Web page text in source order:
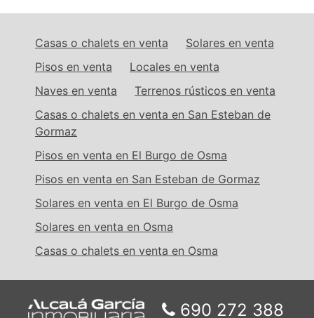
Casas o chalets en venta
Solares en venta
Pisos en venta
Locales en venta
Naves en venta
Terrenos rústicos en venta
Casas o chalets en venta en San Esteban de
Gormaz
Pisos en venta en El Burgo de Osma
Pisos en venta en San Esteban de Gormaz
Solares en venta en El Burgo de Osma
Solares en venta en Osma
Casas o chalets en venta en Osma
690 272 388